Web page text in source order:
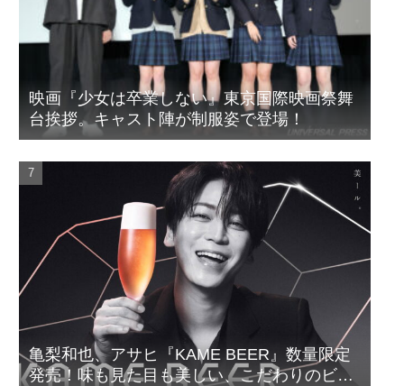
映画『少女は卒業しない』東京国際映画祭舞
台挨拶。キャスト陣が制服姿で登場！
亀梨和也、アサヒ『KAME BEER』数量限定
発売！味も見た目も美しい、こだわりのビー